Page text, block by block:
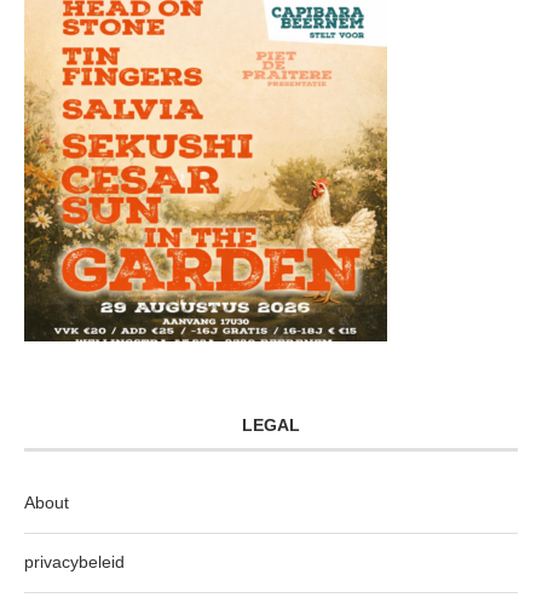
LEGAL
About
privacybeleid